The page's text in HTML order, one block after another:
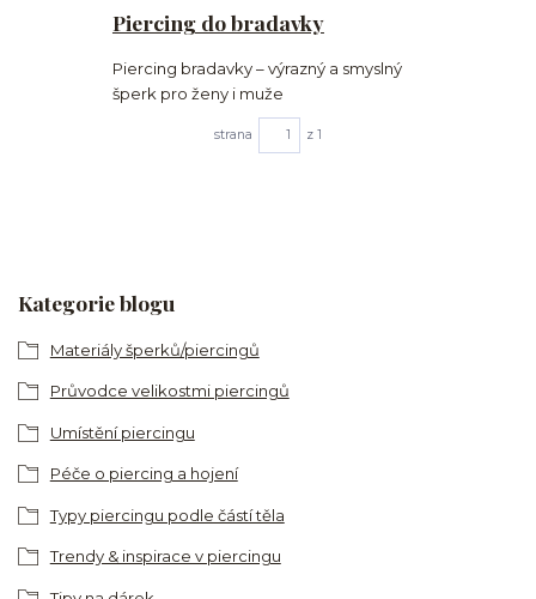
Kategorie blogu
Materiály šperků/piercingů
Průvodce velikostmi piercingů
Umístění piercingu
Péče o piercing a hojení
Typy piercingu podle částí těla
Trendy & inspirace v piercingu
Piercing do bradavky
Piercing bradavky – výrazný a smyslný
šperk pro ženy i muže
strana z 1